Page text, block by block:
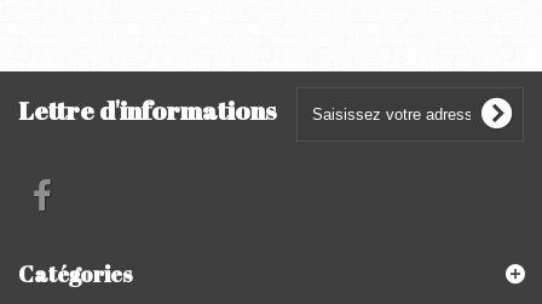
Lettre d'informations
Catégories